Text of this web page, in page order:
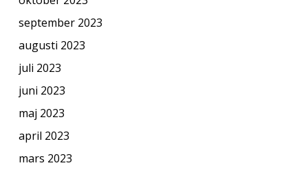
september 2023
augusti 2023
juli 2023
juni 2023
maj 2023
april 2023
mars 2023